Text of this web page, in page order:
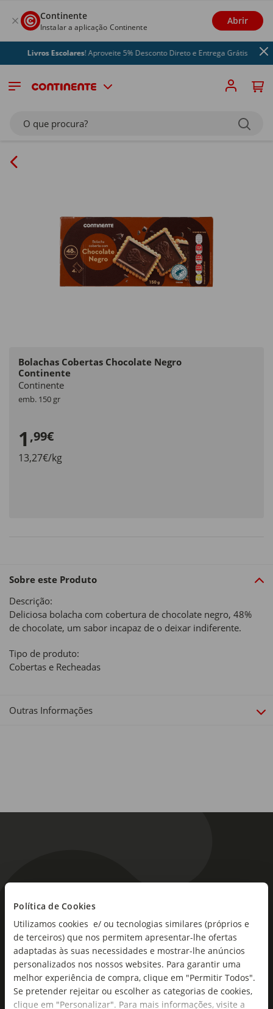
Política de Cookies
Utilizamos cookies e/ ou tecnologias similares (próprios e
de terceiros) que nos permitem apresentar-lhe ofertas
adaptadas às suas necessidades e mostrar-lhe anúncios
personalizados nos nossos websites. Para garantir uma
melhor experiência de compra, clique em "Permitir Todos".
Se pretender rejeitar ou escolher as categorias de cookies,
clique em "Personalizar". Para mais informações, visite a
Continente
Instalar a aplicação Continente
Abrir
Livros Escolares! Aproveite 5% Desconto Direto e Entrega Grátis
O que procura?
Bolachas Cobertas Chocolate Negro
Continente
Continente
emb. 150 gr
1 ,99€
13,27€/kg
Sobre este Produto
Descrição:
Deliciosa bolacha com cobertura de chocolate negro, 48%
de chocolate, um sabor incapaz de o deixar indiferente.
Tipo de produto:
Cobertas e Recheadas
Outras Informações
As novidades mais frescas no
seu e-mail!
Subscreva e descubra campanhas exclusivas,
ofertas e novidades para si.
Insira o seu e-
mail
Subscrever